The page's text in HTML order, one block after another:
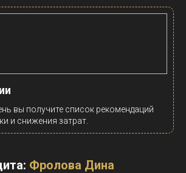
вы получите список рекомендаций
и снижения затрат.
Фролова Дина